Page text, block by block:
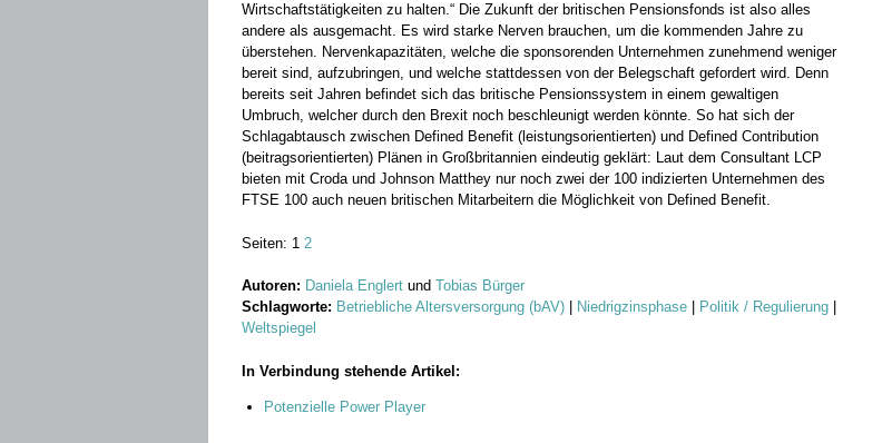
Wirtschaftstätigkeiten zu halten.“ Die Zukunft der britischen Pensionsfonds ist also alles
andere als ausgemacht. Es wird starke Nerven brauchen, um die kommenden Jahre zu
überstehen. Nervenkapazitäten, welche die sponsorenden Unternehmen zunehmend weniger
bereit sind, aufzubringen, und welche stattdessen von der Belegschaft gefordert wird. Denn
bereits seit Jahren befindet sich das britische Pensionssystem in einem gewaltigen
Umbruch, welcher durch den Brexit noch beschleunigt werden könnte. So hat sich der
Schlagabtausch zwischen Defined Benefit (leistungsorientierten) und Defined Contribution
(beitragsorientierten) Plänen in Großbritannien eindeutig geklärt: Laut dem Consultant LCP
bieten mit Croda und Johnson Matthey nur noch zwei der 100 indizierten Unternehmen des
FTSE 100 auch neuen britischen Mitarbeitern die Möglichkeit von Defined Benefit.
Seiten: 1 2
Autoren: Daniela Englert und Tobias Bürger
Schlagworte: Betriebliche Altersversorgung (bAV) Niedrigzinsphase Politik / Regulierung
Weltspiegel
In Verbindung stehende Artikel:
Potenzielle Power Player